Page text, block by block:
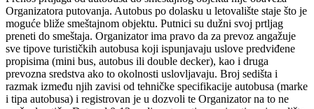
Organizatora putovanja. Autobus po dolasku u letovalište staje što je
moguće bliže smeštajnom objektu. Putnici su dužni svoj prtljag
preneti do smeštaja. Organizator ima pravo da za prevoz angažuje
sve tipove turističkih autobusa koji ispunjavaju uslove predviđene
propisima (mini bus, autobus ili double decker), kao i druga
prevozna sredstva ako to okolnosti uslovljavaju. Broj sedišta i
razmak između njih zavisi od tehničke specifikacije autobusa (marke
i tipa autobusa) i registrovan je u dozvoli te Organizator na to ne